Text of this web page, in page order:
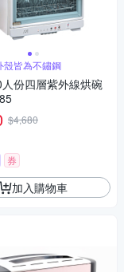
殼皆為不鏽鋼
份四層紫外線烘碗
$4,680
券
加入購物車